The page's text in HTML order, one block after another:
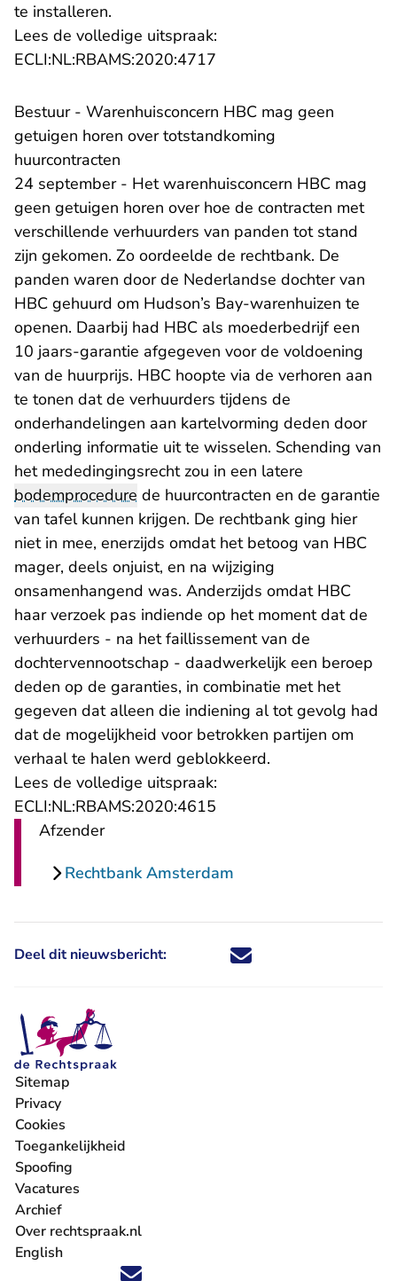
te installeren.
Lees de volledige uitspraak:
ECLI:NL:RBAMS:2020:4717
Bestuur - Warenhuisconcern HBC mag geen
getuigen horen over totstandkoming
huurcontracten
24 september - Het warenhuisconcern HBC mag
geen getuigen horen over hoe de contracten met
verschillende verhuurders van panden tot stand
zijn gekomen. Zo oordeelde de rechtbank. De
panden waren door de Nederlandse dochter van
HBC gehuurd om Hudson’s Bay-warenhuizen te
openen. Daarbij had HBC als moederbedrijf een
10 jaars-garantie afgegeven voor de voldoening
van de huurprijs. HBC hoopte via de verhoren aan
te tonen dat de verhuurders tijdens de
onderhandelingen aan kartelvorming deden door
onderling informatie uit te wisselen. Schending van
het mededingingsrecht zou in een latere
bodemprocedure de huurcontracten en de garantie
van tafel kunnen krijgen. De rechtbank ging hier
niet in mee, enerzijds omdat het betoog van HBC
mager, deels onjuist, en na wijziging
onsamenhangend was. Anderzijds omdat HBC
haar verzoek pas indiende op het moment dat de
verhuurders - na het faillissement van de
dochtervennootschap - daadwerkelijk een beroep
deden op de garanties, in combinatie met het
gegeven dat alleen die indiening al tot gevolg had
dat de mogelijkheid voor betrokken partijen om
verhaal te halen werd geblokkeerd.
Lees de volledige uitspraak:
ECLI:NL:RBAMS:2020:4615
Afzender
Rechtbank Amsterdam
Deel dit nieuwsbericht: Deel dit nieuwsbericht via X -
Deel dit nieuwsbericht via
Deel dit nieuwsbericht
Deel dit
Volg ons op X (Twitter) - U verlaat Rechtspraak.nl
Volg ons op Facebook - U verlaat Rechtspraak.nl
Volg ons op Instagram - U verlaat Rechtspraak.nl
Volg ons op Youtube - U verlaat Rechtspraak.nl
Volg ons op LinkedIn - U verlaat
'Blijf op de hoogte' nieuwsbrief - U verlaat
Sitemap
Privacy
Cookies
Toegankelijkheid
Spoofing
Vacatures
- U verlaat Rechtspraak.nl
Archief
Over rechtspraak.nl
English